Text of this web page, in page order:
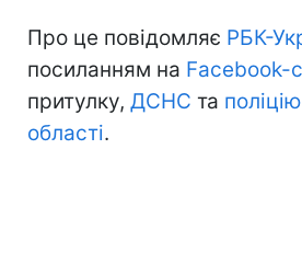
Про це повідомляє РБК-
посиланням на Facebook-
притулку, ДСНС та
області.